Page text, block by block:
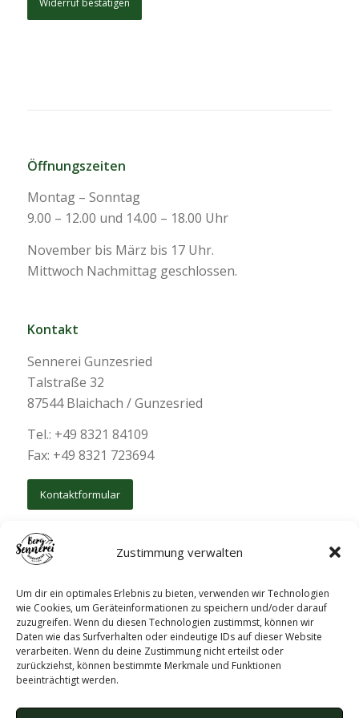
Zustimmung verwalten
Um dir ein optimales Erlebnis zu bieten, verwenden wir Technologien
wie Cookies, um Geräteinformationen zu speichern und/oder darauf
zuzugreifen. Wenn du diesen Technologien zustimmst, können wir
Daten wie das Surfverhalten oder eindeutige IDs auf dieser Website
verarbeiten. Wenn du deine Zustimmung nicht erteilst oder
zurückziehst, können bestimmte Merkmale und Funktionen
beeinträchtigt werden.
Widerruf bestätigen
Öffnungszeiten
Montag – Sonntag
9.00 – 12.00 und 14.00 – 18.00 Uhr
November bis März bis 17 Uhr.
Mittwoch Nachmittag geschlossen.
Kontakt
Sennerei Gunzesried
Talstraße 32
87544 Blaichach / Gunzesried
Tel.: +49 8321 84109
Fax: +49 8321 723694
Kontaktformular